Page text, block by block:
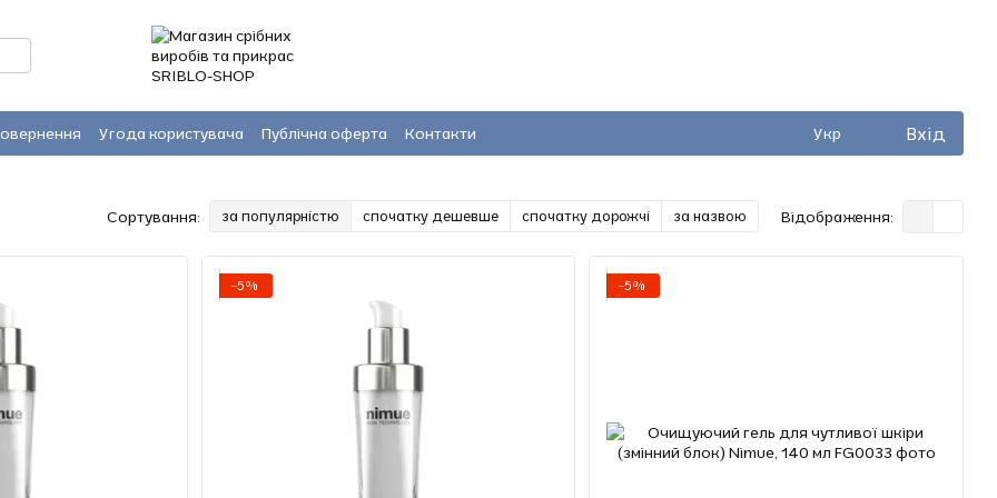
Угода користувача Публічна оферта Контакти Укр Вхід
Сортування: за популярністю спочатку дешевше спочатку дорожчі за назвою Відображення:
−5% −5%